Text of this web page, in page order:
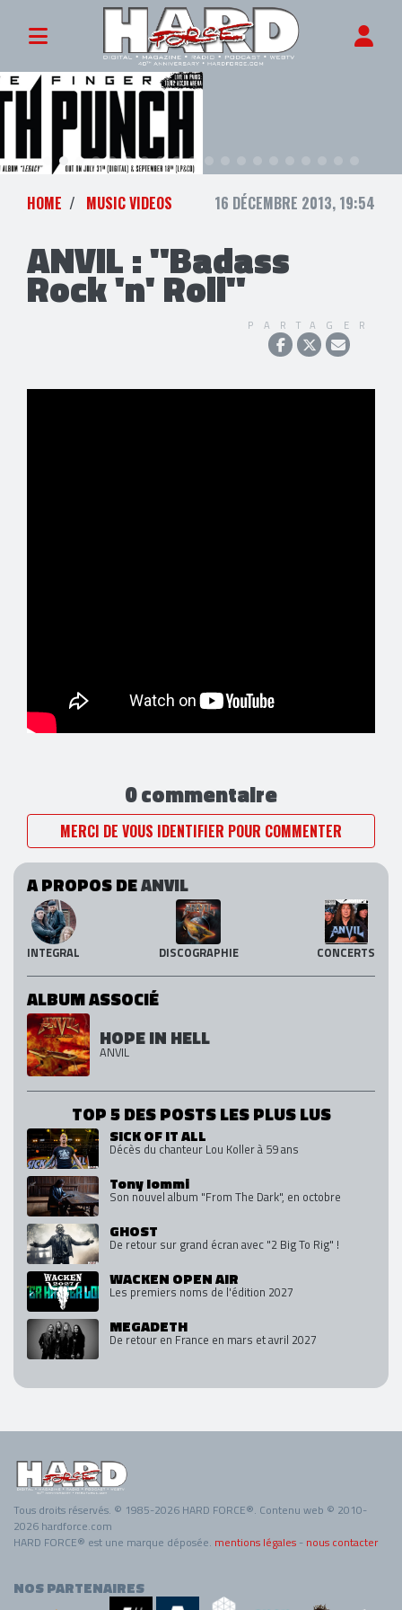
HOME MUSIC VIDEOS 16 DÉCEMBRE 2013, 19:54
ANVIL : "Badass
Rock 'n' Roll"
PARTAGER
0 commentaire
MERCI DE VOUS IDENTIFIER POUR COMMENTER
A PROPOS DEANVIL
INTEGRAL DISCOGRAPHIE CONCERTS
ALBUM ASSOCIÉ
HOPE IN HELL
ANVIL
TOP 5 DES POSTS LES PLUS LUS
SICK OF IT ALL
Décès du chanteur Lou Koller à 59 ans
Tony Iommi
Son nouvel album "From The Dark", en octobre
GHOST
De retour sur grand écran avec "2 Big To Rig" !
WACKEN OPEN AIR
Les premiers noms de l'édition 2027
MEGADETH
De retour en France en mars et avril 2027
Tous droits réservés. © 1985-2026 HARD FORCE®. Contenu web © 2010-
2026 hardforce.com
HARD FORCE® est une marque déposée. mentions légales - nous contacter
NOS PARTENAIRES